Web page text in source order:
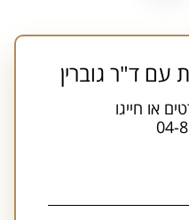
עם ד"ר גוברין
או חייגו
04-